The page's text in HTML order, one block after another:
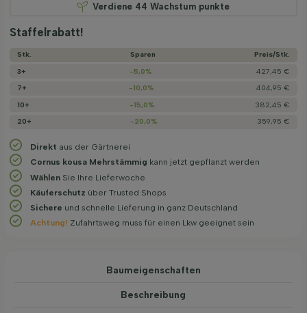
Verdiene 44 Wachstum punkte
Staffelrabatt!
Stk. Sparen
Preis/­Stk.
3+
-5,0%
427,45 €
7+
-10,0%
404,95 €
10+
-15,0%
382,45 €
20+
-20,0% 359,95 €
Direkt aus der Gärtnerei
Cornus kousa Mehrstämmig kann jetzt gepflanzt werden
Wählen Sie Ihre Lieferwoche
Käuferschutz über Trusted Shops
Sichere und schnelle Lieferung in ganz Deutschland
Achtung! Zufahrtsweg muss für einen Lkw geeignet sein
Baum­eigen­schaften
Beschreibung